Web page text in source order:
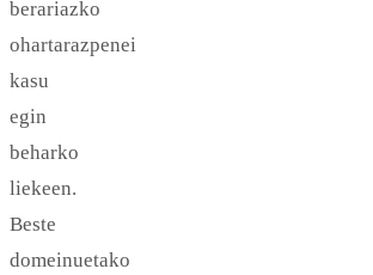
berariazko
ohartarazpenei
kasu
egin
beharko
liekeen.
Beste
domeinuetako